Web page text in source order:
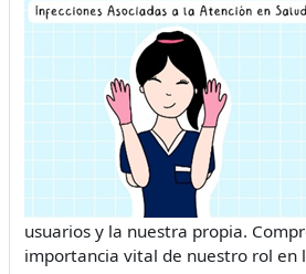
usuarios y la nuestra propia.
importancia vital de nuestro rol en